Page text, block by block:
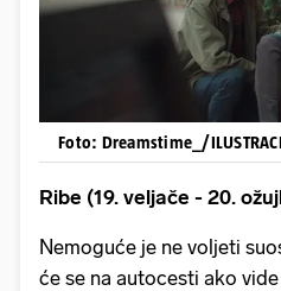
Foto: Dreamstime_/
Ribe (19. veljače - 20.
Nemoguće je ne voljeti
će se na autocesti ako